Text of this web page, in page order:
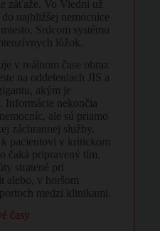
záťaže. Vo Viedni už
najbližšej nemocnice
Srdcom systému
lôžok.
v reálnom čase obraz
na oddeleniach JIS a
akým je
Informácie nekončia
ale sú priamo
záchrannej služby.
pacientovi v kritickom
čaká pripravený tím.
stratené pri
alebo, v horšom
medzi klinikami.
časy